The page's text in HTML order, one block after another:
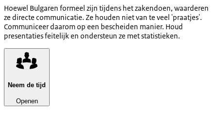
Hoewel Bulgaren formeel zijn tijdens het zakendoen, waarderen
ze directe communicatie. Ze houden niet van te veel 'praatjes'.
Communiceer daarom op een bescheiden manier. Houd
presentaties feitelijk en ondersteun ze met statistieken.
Neem de tijd
Openen